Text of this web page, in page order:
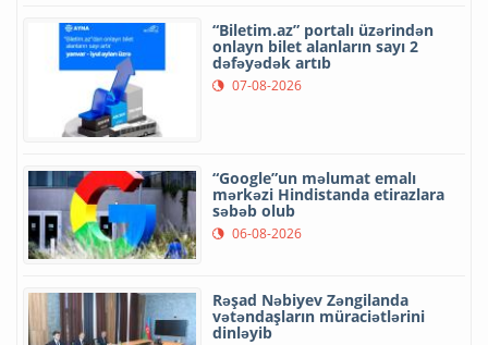
“Biletim.az” portalı üzərindən
onlayn bilet alanların sayı 2
dəfəyədək artıb
07-08-2026
“Google”un məlumat emalı
mərkəzi Hindistanda etirazlara
səbəb olub
06-08-2026
Rəşad Nəbiyev Zəngilanda
vətəndaşların müraciətlərini
dinləyib